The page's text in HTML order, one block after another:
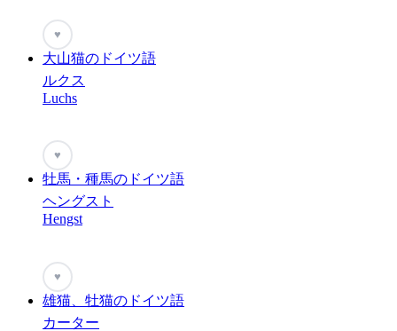
♥
大山猫のドイツ語
ルクス
Luchs
♥
牡馬・種馬のドイツ語
ヘングスト
Hengst
♥
雄猫、牡猫のドイツ語
カーター